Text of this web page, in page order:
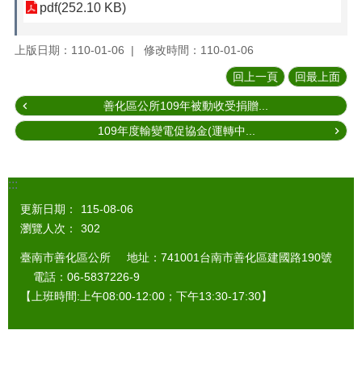
pdf(252.10 KB)
上版日期：110-01-06 修改時間：110-01-06
回上一頁 回最上面
善化區公所109年被動收受捐贈...
109年度輸變電促協金(運轉中...
:::
更新日期：
115-08-06
瀏覽人次：
302
臺南市善化區公所 地址：741001台南市善化區建國路190號
電話：06-5837226-9
【上班時間:上午08:00-12:00；下午13:30-17:30】